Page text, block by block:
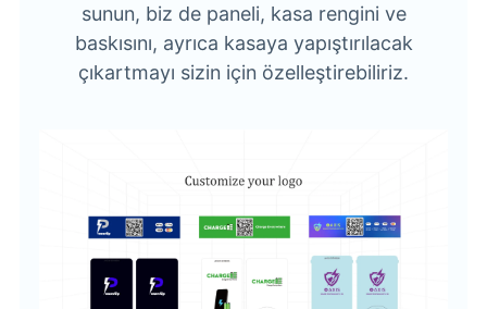
sunun, biz de paneli, kasa rengini ve
baskısını, ayrıca kasaya yapıştırılacak
çıkartmayı sizin için özelleştirebiliriz.